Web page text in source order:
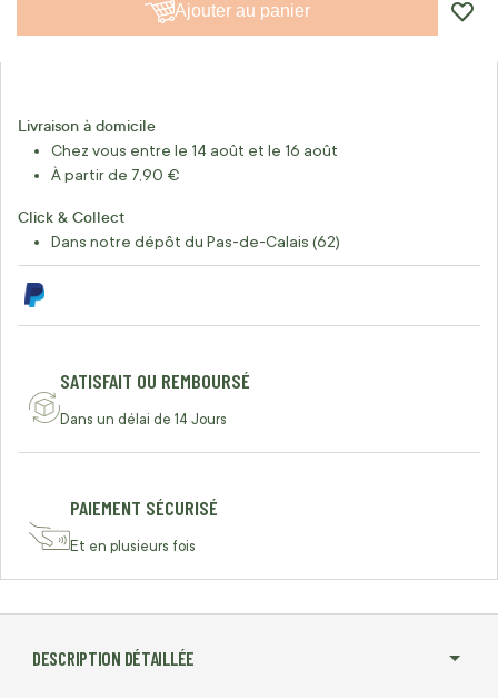
Ajouter au panier
Livraison à domicile
Chez vous entre le 14 août et le 16 août
À partir de 7,90 €
Click & Collect
Dans notre dépôt du Pas-de-Calais (62)
SATISFAIT OU REMBOURSÉ
Dans un délai de 14 Jours
PAIEMENT SÉCURISÉ
Et en plusieurs fois
DESCRIPTION DÉTAILLÉE